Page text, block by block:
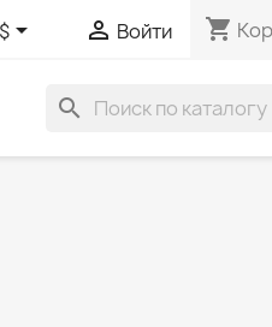
  Войти shopping_cart
search